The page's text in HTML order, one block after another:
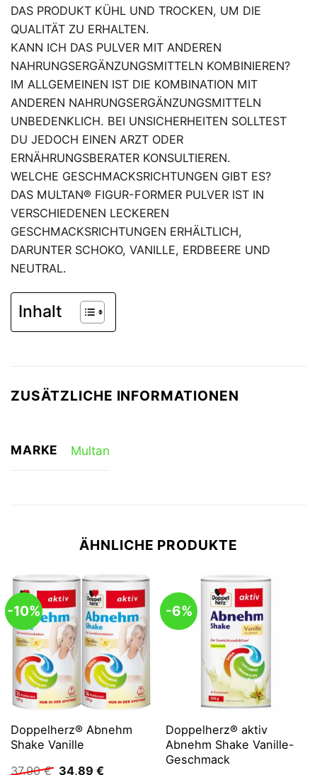
DAS PRODUKT KÜHL UND TROCKEN, UM DIE
QUALITÄT ZU ERHALTEN.
KANN ICH DAS PULVER MIT ANDEREN
NAHRUNGSERGÄNZUNGSMITTELN KOMBINIEREN?
IM ALLGEMEINEN IST DIE KOMBINATION MIT
ANDEREN NAHRUNGSERGÄNZUNGSMITTELN
UNBEDENKLICH. BEI UNSICHERHEITEN SOLLTEST
DU JEDOCH EINEN ARZT ODER
ERNÄHRUNGSBERATER KONSULTIEREN.
WELCHE GESCHMACKSRICHTUNGEN GIBT ES?
DAS MULTAN® FIGUR-FORMER PULVER IST IN
VERSCHIEDENEN LECKEREN
GESCHMACKSRICHTUNGEN ERHÄLTLICH,
DARUNTER SCHOKO, VANILLE, ERDBEERE UND
NEUTRAL.
Inhalt
ZUSÄTZLICHE INFORMATIONEN
MARKE Multan
ÄHNLICHE PRODUKTE
-10%
Doppelherz® Abnehm
Shake Vanille
37,90€ Ursprünglicher
34,89 €Aktueller
-6%
Doppelherz® aktiv
Abnehm Shake Vanille-
Geschmack